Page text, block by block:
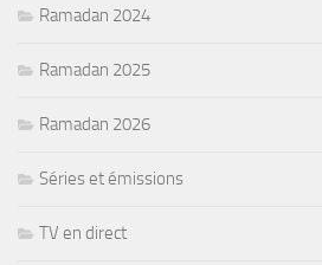
Ramadan 2024
Ramadan 2025
Ramadan 2026
Séries et émissions
TV en direct